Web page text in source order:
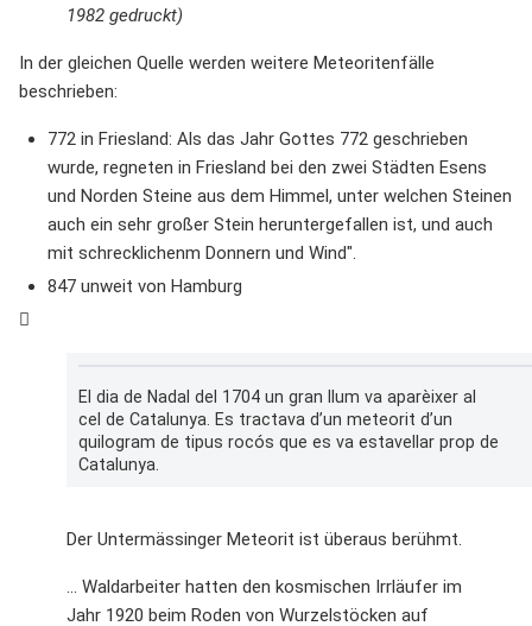
1982 gedruckt)
In der gleichen Quelle werden weitere Meteoritenfälle
beschrieben:
772 in Friesland: Als das Jahr Gottes 772 geschrieben
wurde, regneten in Friesland bei den zwei Städten Esens
und Norden Steine aus dem Himmel, unter welchen Steinen
auch ein sehr großer Stein heruntergefallen ist, und auch
mit schrecklichenm Donnern und Wind".
847 unweit von Hamburg
El dia de Nadal del 1704 un gran llum va aparèixer al
cel de Catalunya. Es tractava d’un meteorit d’un
quilogram de tipus rocós que es va estavellar prop de
Catalunya.
Der Untermässinger Meteorit ist überaus berühmt.
... Waldarbeiter hatten den kosmischen Irrläufer im
Jahr 1920 beim Roden von Wurzelstöcken auf